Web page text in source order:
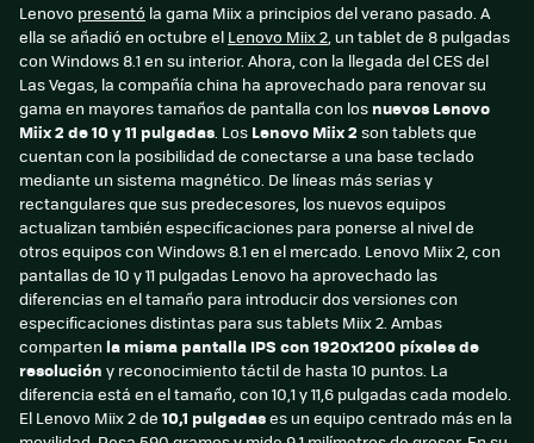
Lenovo presentó la gama Miix a principios del verano pasado. A
ella se añadió en octubre el Lenovo Miix 2, un tablet de 8 pulgadas
con Windows 8.1 en su interior. Ahora, con la llegada del CES del
Las Vegas, la compañía china ha aprovechado para renovar su
gama en mayores tamaños de pantalla con los nuevos Lenovo
Miix 2 de 10 y 11 pulgadas. Los Lenovo Miix 2 son tablets que
cuentan con la posibilidad de conectarse a una base teclado
mediante un sistema magnético. De líneas más serias y
rectangulares que sus predecesores, los nuevos equipos
actualizan también especificaciones para ponerse al nivel de
otros equipos con Windows 8.1 en el mercado. Lenovo Miix 2, con
pantallas de 10 y 11 pulgadas Lenovo ha aprovechado las
diferencias en el tamaño para introducir dos versiones con
especificaciones distintas para sus tablets Miix 2. Ambas
compartenla misma pantalla IPS con 1920x1200 píxeles de
resolución y reconocimiento táctil de hasta 10 puntos. La
diferencia está en el tamaño, con 10,1 y 11,6 pulgadas cada modelo.
El Lenovo Miix 2 de 10,1 pulgadases un equipo centrado más en la